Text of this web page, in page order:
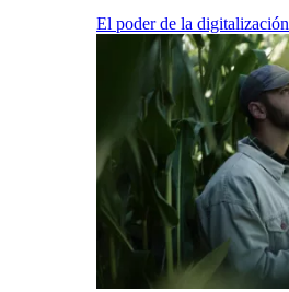
El poder de la digitalización